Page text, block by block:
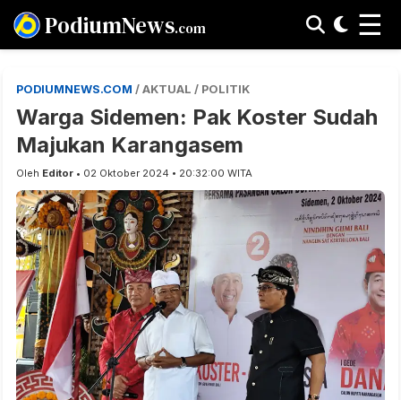
PodiumNews.com ☰
PODIUMNEWS.COM / AKTUAL / POLITIK
Warga Sidemen: Pak Koster Sudah
Majukan Karangasem
Oleh Editor • 02 Oktober 2024 • 20:32:00 WITA